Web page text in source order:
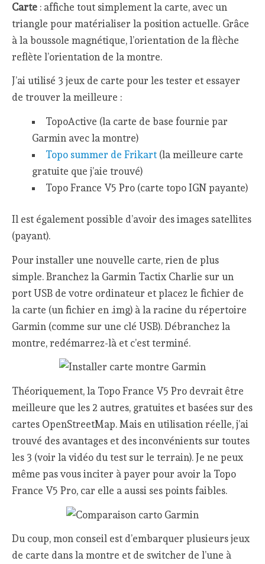
Carte : affiche tout simplement la carte, avec un
triangle pour matérialiser la position actuelle. Grâce
à la boussole magnétique, l’orientation de la flèche
reflète l’orientation de la montre.
J’ai utilisé 3 jeux de carte pour les tester et essayer
de trouver la meilleure :
TopoActive (la carte de base fournie par
Garmin avec la montre)
Topo summer de Frikart(la meilleure carte
gratuite que j’aie trouvé)
Topo France V5 Pro (carte topo IGN payante)
Il est également possible d’avoir des images satellites
(payant).
Pour installer une nouvelle carte, rien de plus
simple. Branchez la Garmin Tactix Charlie sur un
port USB de votre ordinateur et placez le fichier de
la carte (un fichier en .img) à la racine du répertoire
Garmin (comme sur une clé USB). Débranchez la
montre, redémarrez-là et c’est terminé.
Théoriquement, la Topo France V5 Pro devrait être
meilleure que les 2 autres, gratuites et basées sur des
cartes OpenStreetMap. Mais en utilisation réelle, j’ai
trouvé des avantages et des inconvénients sur toutes
les 3 (voir la vidéo du test sur le terrain). Je ne peux
même pas vous inciter à payer pour avoir la Topo
France V5 Pro, car elle a aussi ses points faibles.
Du coup, mon conseil est d’embarquer plusieurs jeux
de carte dans la montre et de switcher de l’une à